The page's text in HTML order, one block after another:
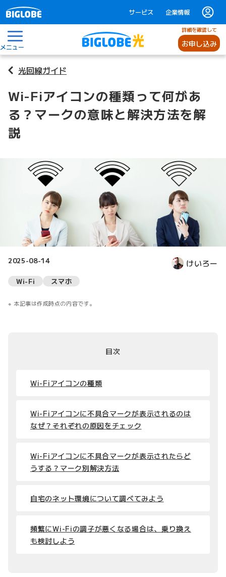
サービス 企業情報
メニュー
詳細を確認して
お申し込み
光回線ガイド
Wi-Fiアイコンの種類って何があ
る？マークの意味と解決方法を解
説
2025-08-14 けいろー
Wi-Fi スマホ
本記事は作成時点の内容です。
目次
Wi-Fiアイコンの種類
Wi-Fiアイコンに不具合マークが表示されるのは
なぜ？それぞれの原因をチェック
Wi-Fiアイコンに不具合マークが表示されたらど
うする？マーク別解決方法
自宅のネット環境について調べてみよう
頻繁にWi-Fiの調子が悪くなる場合は、乗り換え
も検討しよう